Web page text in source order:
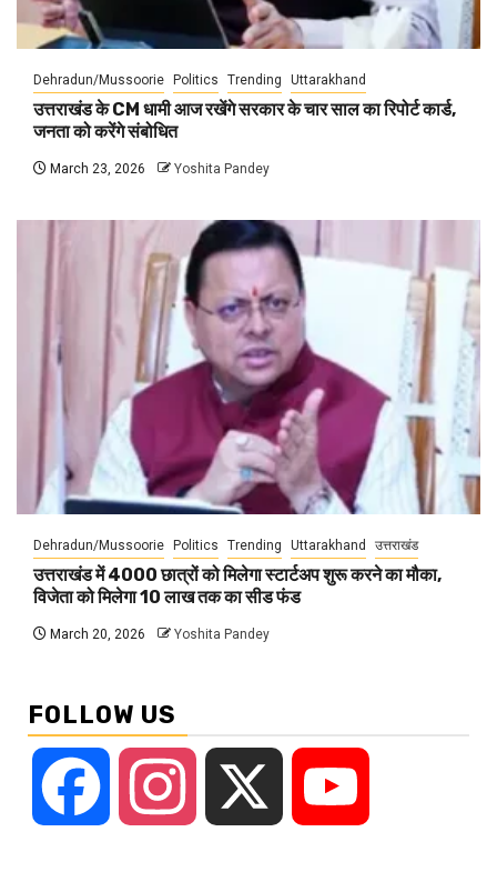
Dehradun/Mussoorie Politics Trending Uttarakhand
उत्तराखंड के CM धामी आज रखेंगे सरकार के चार साल का रिपोर्ट कार्ड,
जनता को करेंगे संबोधित
March 23, 2026 Yoshita Pandey
Dehradun/Mussoorie Politics Trending Uttarakhand उत्तराखंड
उत्तराखंड में 4000 छात्रों को मिलेगा स्टार्टअप शुरू करने का मौका,
विजेता को मिलेगा 10 लाख तक का सीड फंड
March 20, 2026 Yoshita Pandey
FOLLOW US
Facebook Instagram